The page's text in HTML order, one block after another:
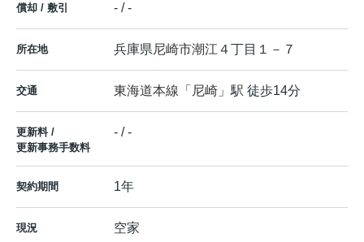
償却 / 敷引 - / -
所在地 兵庫県尼崎市潮江４丁目１－７
交通 東海道本線 「 尼崎 」駅 徒歩14分
更新料 /
更新事務手数料
- / -
契約期間 1年
現況 空家